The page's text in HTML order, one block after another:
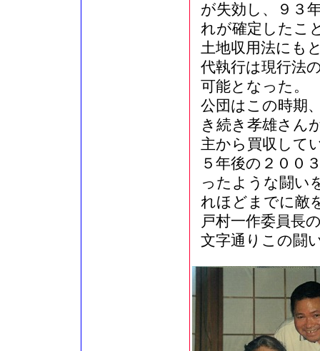
が失効し、９３
れが確定したこ
土地収用法にも
代執行は現行法
可能となった。
公団はこの時期
き続き孝雄さん
主から買収して
５年後の２００
ったような闘い
れほどまでに敵
戸村一作委員長
文字通りこの闘